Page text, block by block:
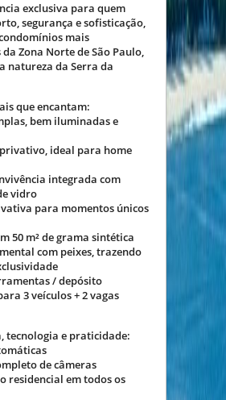
exclusiva para quem
segurança e sofisticação,
mais
Zona Norte de São Paulo,
natureza da Serra da
que encantam:
bem iluminadas e
ideal para home
integrada com
vidro
para momentos únicos
50 m² de grama sintética
com peixes, trazendo
/ depósito
3 veículos + 2 vagas
tecnologia e praticidade:
de câmeras
residencial em todos os